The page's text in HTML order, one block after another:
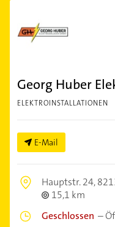
Georg Huber
ELEKTROINSTALLATIONEN
E-Mail
Hauptstr. 24,
15,1 km
Geschlossen –